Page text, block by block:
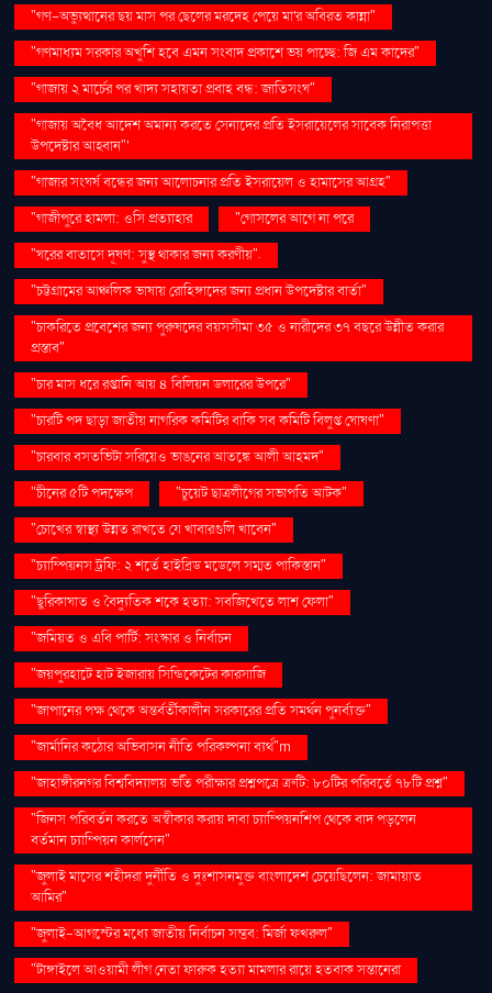
"গণ–অভ্যুত্থানের ছয় মাস পর ছেলের মরদেহ পেয়ে মা'র অবিরত কান্না"
"গণমাধ্যম সরকার অখুশি হবে এমন সংবাদ প্রকাশে ভয় পাচ্ছে: জি এম কাদের"
"গাজায় ২ মার্চের পর খাদ্য সহায়তা প্রবাহ বন্ধ: জাতিসংঘ"
"গাজায় অবৈধ আদেশ অমান্য করতে সেনাদের প্রতি ইসরায়েলের সাবেক নিরাপত্তা
উপদেষ্টার আহ্বান"'
"গাজার সংঘর্ষ বন্ধের জন্য আলোচনার প্রতি ইসরায়েল ও হামাসের আগ্রহ"
"গাজীপুরে হামলা: ওসি প্রত্যাহার
"গোসলের আগে না পরে
"ঘরের বাতাসে দূষণ: সুস্থ থাকার জন্য করণীয়".
"চট্টগ্রামের আঞ্চলিক ভাষায় রোহিঙ্গাদের জন্য প্রধান উপদেষ্টার বার্তা"
"চাকরিতে প্রবেশের জন্য পুরুষদের বয়সসীমা ৩৫ ও নারীদের ৩৭ বছরে উন্নীত করার
প্রস্তাব"
"চার মাস ধরে রপ্তানি আয় ৪ বিলিয়ন ডলারের উপরে"
"চারটি পদ ছাড়া জাতীয় নাগরিক কমিটির বাকি সব কমিটি বিলুপ্ত ঘোষণা"
"চারবার বসতভিটা সরিয়েও ভাঙনের আতঙ্কে আলী আহমদ"
"চীনের ৫টি পদক্ষেপ
"চুয়েট ছাত্রলীগের সভাপতি আটক"
"চোখের স্বাস্থ্য উন্নত রাখতে যে খাবারগুলি খাবেন"
"চ্যাম্পিয়নস ট্রফি: ২ শর্তে হাইব্রিড মডেলে সম্মত পাকিস্তান"
"ছুরিকাঘাত ও বৈদ্যুতিক শকে হত্যা: সবজিখেতে লাশ ফেলা"
"জমিয়ত ও এবি পার্টি: সংস্কার ও নির্বাচন
"জয়পুরহাটে হাট ইজারায় সিন্ডিকেটের কারসাজি
"জাপানের পক্ষ থেকে অন্তর্বর্তীকালীন সরকারের প্রতি সমর্থন পুনর্ব্যক্ত"
"জার্মানির কঠোর অভিবাসন নীতি পরিকল্পনা ব্যর্থ"m
"জাহাঙ্গীরনগর বিশ্ববিদ্যালয় ভর্তি পরীক্ষার প্রশ্নপত্রে ত্রুটি: ৮০টির পরিবর্তে ৭৮টি প্রশ্ন"
"জিনস পরিবর্তন করতে অস্বীকার করায় দাবা চ্যাম্পিয়নশিপ থেকে বাদ পড়লেন
বর্তমান চ্যাম্পিয়ন কার্লসেন"
"জুলাই মাসের শহীদরা দুর্নীতি ও দুঃশাসনমুক্ত বাংলাদেশ চেয়েছিলেন: জামায়াত
আমির"
"জুলাই-আগস্টের মধ্যে জাতীয় নির্বাচন সম্ভব: মির্জা ফখরুল"
"টাঙ্গাইলে আওয়ামী লীগ নেতা ফারুক হত্যা মামলার রায়ে হতবাক সন্তানেরা